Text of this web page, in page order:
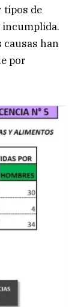
tipos de
causas han
por